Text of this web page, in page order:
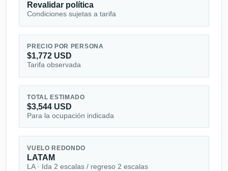
Revalidar política
Condiciones sujetas a tarifa
PRECIO POR PERSONA
$1,772 USD
Tarifa observada
TOTAL ESTIMADO
$3,544 USD
Para la ocupación indicada
VUELO REDONDO
LATAM
LA · Ida 2 escalas / regreso 2 escalas